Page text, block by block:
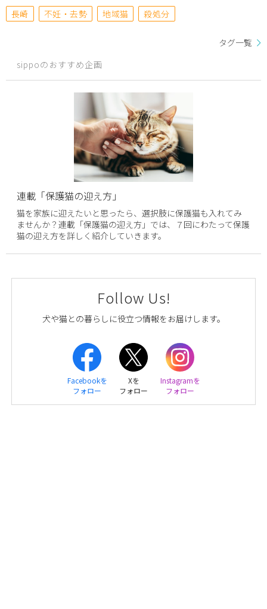
長崎
不妊・去勢 地域猫 殺処分
タグ一覧
sippoのおすすめ企画
連載「保護猫の迎え方」
猫を家族に迎えたいと思ったら、選択肢に保護猫も入れてみ
ませんか？連載「保護猫の迎え方」では、７回にわたって保護
猫の迎え方を詳しく紹介していきます。
Follow Us!
犬や猫との暮らしに役立つ情報をお届けします。
Facebookを
フォロー
Xを
フォロー
Instagramを
フォロー